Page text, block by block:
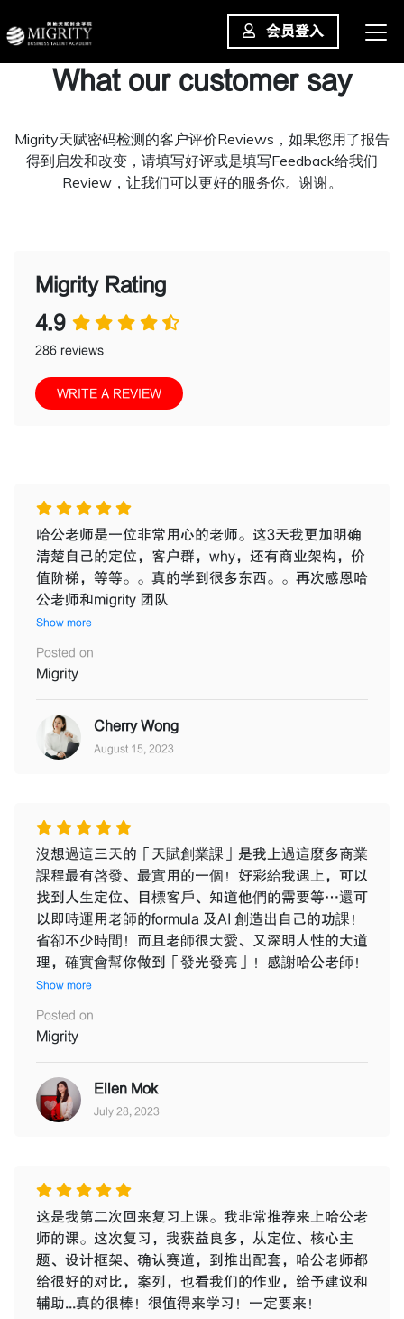
会员登入
What our customer say
Migrity天赋密码检测的客户评价Reviews，如果您用了报告
得到启发和改变，请填写好评或是填写Feedback给我们
Review，让我们可以更好的服务你。谢谢。
Migrity Rating
4.9
286 reviews
WRITE A REVIEW
哈公老师是一位非常用心的老师。这3天我更加明确
清楚自己的定位，客户群，why，还有商业架构，价
值阶梯，等等。。真的学到很多东西。。再次感恩哈
公老师和migrity 团队
Show more
Posted on
Migrity
Cherry Wong
August 15, 2023
沒想過這三天的「天賦創業課」是我上過這麼多商業
課程最有啓發、最實用的一個！好彩給我遇上，可以
找到人生定位、目標客戶、知道他們的需要等⋯還可
以即時運用老師的formula 及AI 創造出自己的功課！
省卻不少時間！而且老師很大愛、又深明人性的大道
理，確實會幫你做到「發光發亮」！感謝哈公老師！
Show more
Posted on
Migrity
Ellen Mok
July 28, 2023
这是我第二次回来复习上课。我非常推荐来上哈公老
师的课。这次复习，我获益良多，从定位、核心主
题、设计框架、确认赛道，到推出配套，哈公老师都
给很好的对比，案列，也看我们的作业，给予建议和
辅助...真的很棒！很值得来学习！一定要来！